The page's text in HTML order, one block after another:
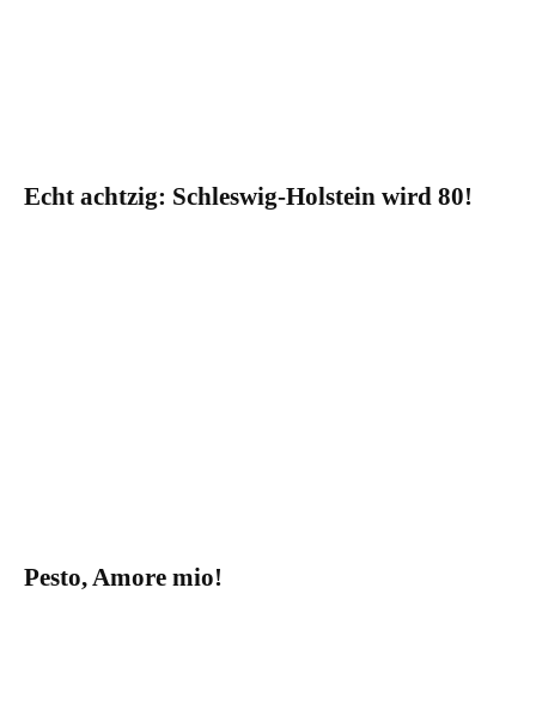
Echt achtzig: Schleswig-Holstein wird 80!
Pesto, Amore mio!